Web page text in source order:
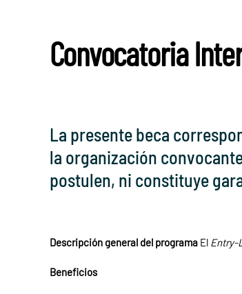
Convocatoria
La presente beca
la organización
postulen, ni constituye
Descripción general del programa El Entry-
Beneficios